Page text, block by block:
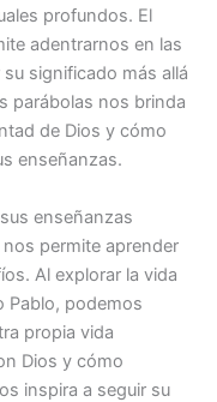
profundos. El
adentrarnos en las
significado más allá
parábolas nos brinda
de Dios y cómo
enseñanzas.
enseñanzas
permite aprender
Al explorar la vida
Pablo, podemos
propia vida
Dios y cómo
inspira a seguir su